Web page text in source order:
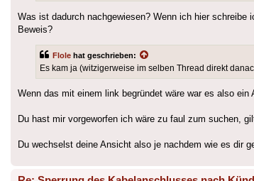
Was ist dadurch nachgewiesen? Wenn ich hier
Beweis?
Flole hat geschrieben:
Es kam ja (witzigerweise im selben Thread direkt
Wenn das mit einem link begründet wäre war es also
Du hast mir vorgeworfen ich wäre zu faul zum suchen,
Du wechselst deine Ansicht also je nachdem wie es dir